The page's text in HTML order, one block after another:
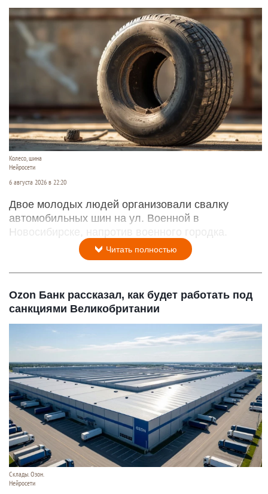
Колесо, шина
Нейросети
6 августа 2026 в 22:20
Двое молодых людей организовали свалку
автомобильных шин на ул. Военной в
Новосибирске, напротив военного городка.
Читать полностью
Ozon Банк рассказал, как будет работать под
санкциями Великобритании
Склады. Озон.
Нейросети